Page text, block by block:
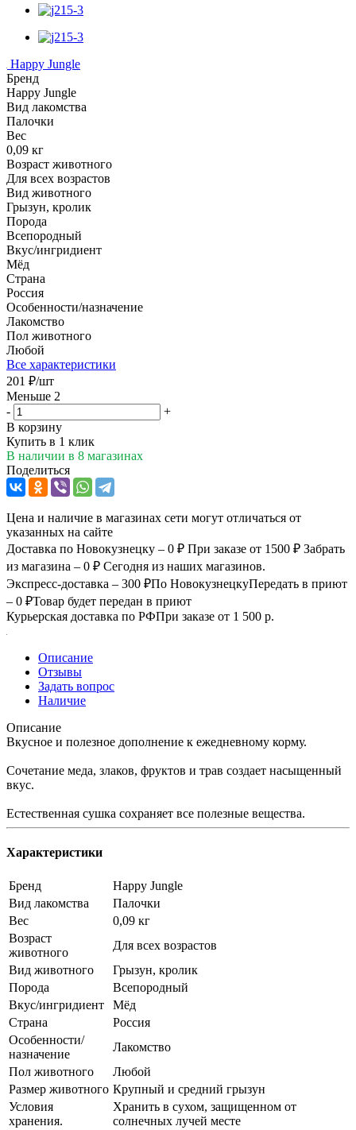
Happy Jungle
Бренд
Happy Jungle
Вид лакомства
Палочки
Вес
0,09 кг
Возраст животного
Для всех возрастов
Вид животного
Грызун, кролик
Порода
Всепородный
Вкус/ингридиент
Мёд
Страна
Россия
Особенности/назначение
Лакомство
Пол животного
Любой
Все характеристики
201 ₽/шт
Меньше 2
-
+
В корзину
Купить в 1 клик
В наличии в 8 магазинах
Поделиться
Цена и наличие в магазинах сети могут отличаться от
указанных на сайте
Доставка по Новокузнецку – 0 ₽ При заказе от 1500 ₽ Забрать
из магазина – 0 ₽ Сегодня из наших магазинов.
Экспресс-доставка – 300 ₽По НовокузнецкуПередать в приют
– 0 ₽Товар будет передан в приют
Курьерская доставка по РФПри заказе от 1 500 р.
Описание
Отзывы
Задать вопрос
Наличие
Описание
Вкусное и полезное дополнение к ежедневному корму.
Сочетание меда, злаков, фруктов и трав создает насыщенный
вкус.
Естественная сушка сохраняет все полезные вещества.
Характеристики
Бренд
Happy Jungle
Вид лакомства
Палочки
Вес
0,09 кг
Возраст
животного
Для всех возрастов
Вид животного
Грызун, кролик
Порода
Всепородный
Вкус/ингридиент
Мёд
Страна
Россия
Особенности/
назначение
Лакомство
Пол животного
Любой
Размер животного Крупный и средний грызун
Условия
хранения.
Хранить в сухом, защищенном от
солнечных лучей месте